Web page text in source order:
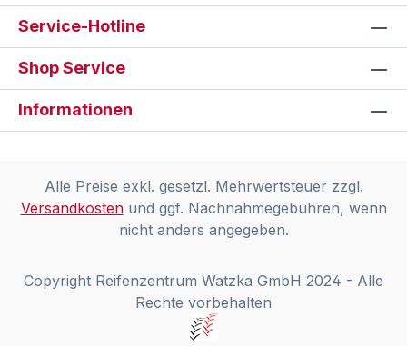
Service-Hotline
Shop Service
Informationen
Alle Preise exkl. gesetzl. Mehrwertsteuer zzgl.
Versandkostenund ggf. Nachnahmegebühren, wenn
nicht anders angegeben.
Copyright Reifenzentrum Watzka GmbH 2024 - Alle
Rechte vorbehalten